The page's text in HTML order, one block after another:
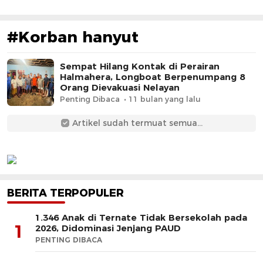
#Korban hanyut
Sempat Hilang Kontak di Perairan
Halmahera, Longboat Berpenumpang 8
Orang Dievakuasi Nelayan
Penting Dibaca 11 bulan yang lalu
Artikel sudah termuat semua...
BERITA TERPOPULER
1
1.346 Anak di Ternate Tidak Bersekolah pada
2026, Didominasi Jenjang PAUD
PENTING DIBACA